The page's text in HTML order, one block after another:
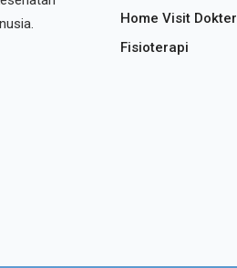
Home Visit Dokter
Fisioterapi